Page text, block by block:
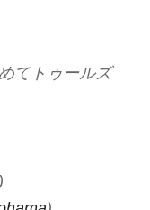
てトゥールズ
)